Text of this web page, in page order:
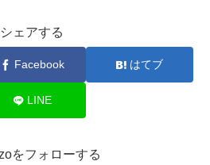
シェアする
Facebook はてブ
LINE
をフォローする